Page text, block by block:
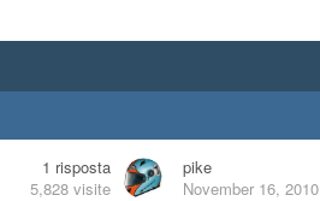
1 risposta
5,828 visite
pike
November 16, 2010